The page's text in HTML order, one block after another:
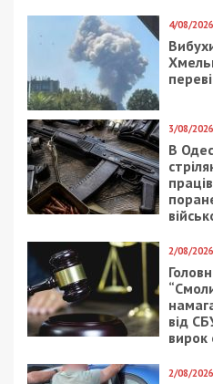
4/08/
3/08/
В
2/08/
від
вирок
2/08/